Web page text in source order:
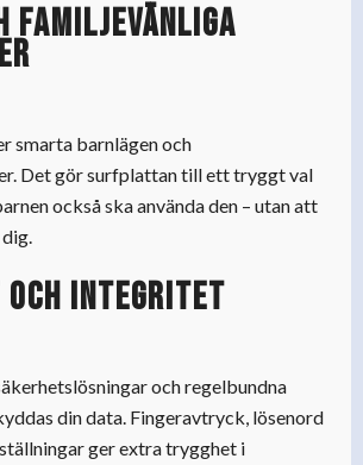
familjevänliga
smarta barnlägen och
Det gör surfplattan till ett tryggt val
också ska använda den – utan att
och integritet
och regelbundna
din data. Fingeravtryck, lösenord
ger extra trygghet i